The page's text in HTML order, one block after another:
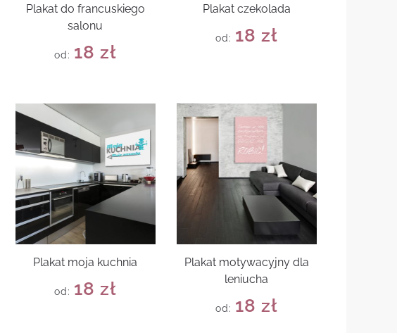
Plakat do francuskiego
salonu
od: 18zł
Plakat czekolada
od: 18zł
Plakat moja kuchnia
od: 18zł
Plakat motywacyjny dla
leniucha
od: 18zł